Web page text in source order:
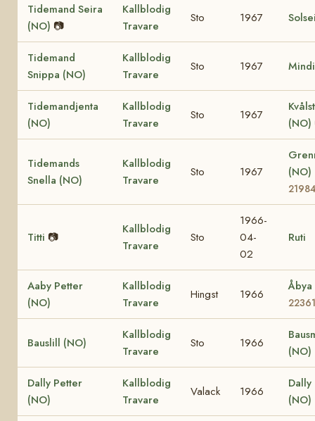
Tidemand Seira
(NO) 📷
Kallblodig
Travare
Sto 1967
Tidemand
Snippa (NO)
Kallblodig
Travare
Sto 1967
Tidemandjenta
(NO)
Kallblodig
Travare
Sto 1967
(NO)
Tidemands
Snella (NO)
Kallblodig
Travare
Sto 1967
(NO)
Titti 📷
Kallblodig
Travare
Sto
1966-
04-
02
Ruti
Aaby Petter
(NO)
Kallblodig
Travare
Hingst 1966
22361
Bauslill (NO)
Kallblodig
Travare
Sto 1966
(NO)
Dally Petter
(NO)
Kallblodig
Travare
Valack 1966
Dally
(NO)